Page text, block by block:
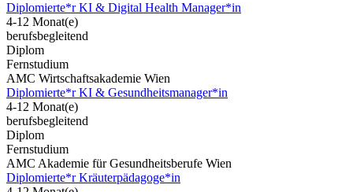
Diplomierte*r KI & Digital Health Manager*in
4-12 Monat(e)
berufsbegleitend
Diplom
Fernstudium
AMC Wirtschaftsakademie Wien
Diplomierte*r KI & Gesundheitsmanager*in
4-12 Monat(e)
berufsbegleitend
Diplom
Fernstudium
AMC Akademie für Gesundheitsberufe Wien
Diplomierte*r Kräuterpädagoge*in